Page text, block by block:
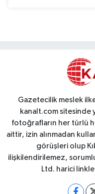
Gazetecilik meslek
kanalt.com sitesinde
fotoğrafların her türlü
aittir, izin alınmadan
görüşleri olup
ilişkilendirilemez,
Ltd. harici